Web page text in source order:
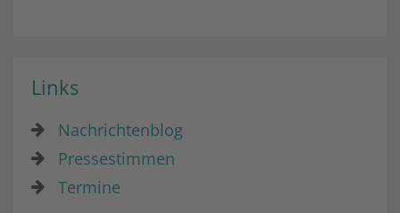
Links
Nachrichtenblog
Pressestimmen
Termine